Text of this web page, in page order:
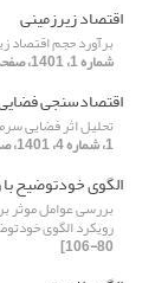
اقتصاد زیرزمینی
برآورد حجم اقتصاد
شماره 1، 1401، صفحه 58-96]
اقتصادسنجی
تحلیل اثر فضایی
1، شماره 4، 1401، صفحه 32-70]
الگوی خودتوضیح
بررسی عوامل موثر
رویکرد الگوی
80-106]